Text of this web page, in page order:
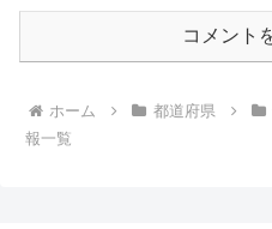
コメント
ホーム 都道府県
報一覧